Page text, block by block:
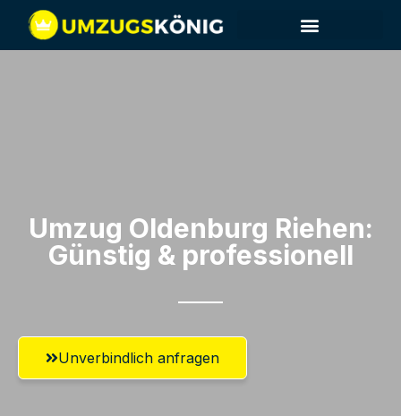
Umzug Oldenburg​ Riehen:
Günstig & professionell​
Unverbindlich anfragen